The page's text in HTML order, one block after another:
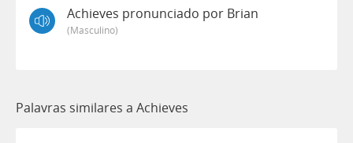
Achieves pronunciado por Brian
(masculino)
Palavras similares a Achieves